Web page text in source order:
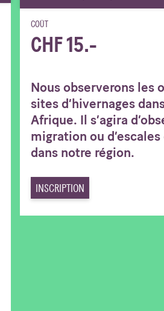
COÛT
CHF 15.-
Nous observerons les
sites d’hivernages
Afrique. Il s’agira
migration ou
dans notre région.
INSCRIPTION